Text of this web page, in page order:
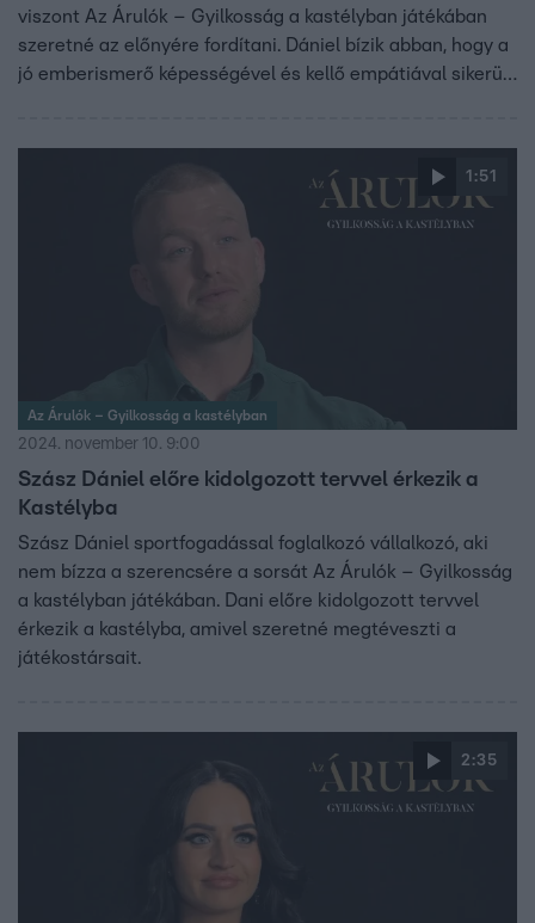
viszont Az Árulók – Gyilkosság a kastélyban játékában
szeretné az előnyére fordítani. Dániel bízik abban, hogy a
jó emberismerő képességével és kellő empátiával sikerül
1:51
Az Árulók – Gyilkosság a kastélyban
2024. november 10. 9:00
Szász Dániel előre kidolgozott tervvel érkezik a
Kastélyba
Szász Dániel sportfogadással foglalkozó vállalkozó, aki
nem bízza a szerencsére a sorsát Az Árulók – Gyilkosság
a kastélyban játékában. Dani előre kidolgozott tervvel
érkezik a kastélyba, amivel szeretné megtéveszti a
játékostársait.
2:35